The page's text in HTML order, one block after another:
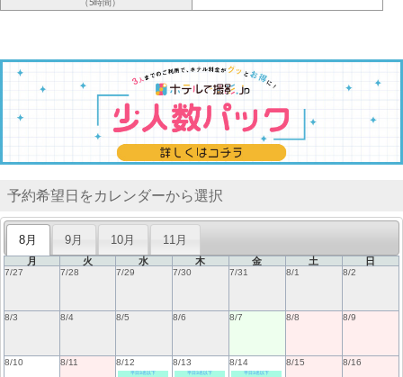
（5時間）
予約希望日をカレンダーから選択
8月 9月 10月 11月
月 火 水 木 金 土 日
7/27 7/28 7/29 7/30 7/31 8/1 8/2
8/3 8/4 8/5 8/6 8/7 8/8 8/9
8/10 8/11 8/12
平日3名以下
8/13
平日3名以下
8/14
平日3名以下
8/15 8/16